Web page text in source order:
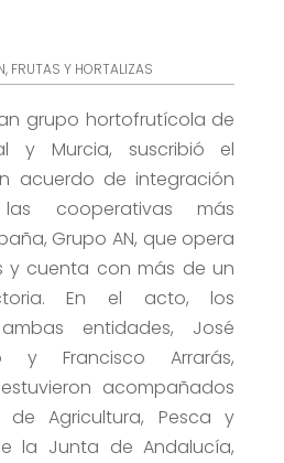
, FRUTAS Y HORTALIZAS
grupo hortofrutícola de
y Murcia, suscribió el
acuerdo de integración
cooperativas más
Grupo AN, que opera
y cuenta con más de un
En el acto, los
entidades, José
y Francisco Arrarás,
acompañados
Agricultura, Pesca y
la Junta de Andalucía,